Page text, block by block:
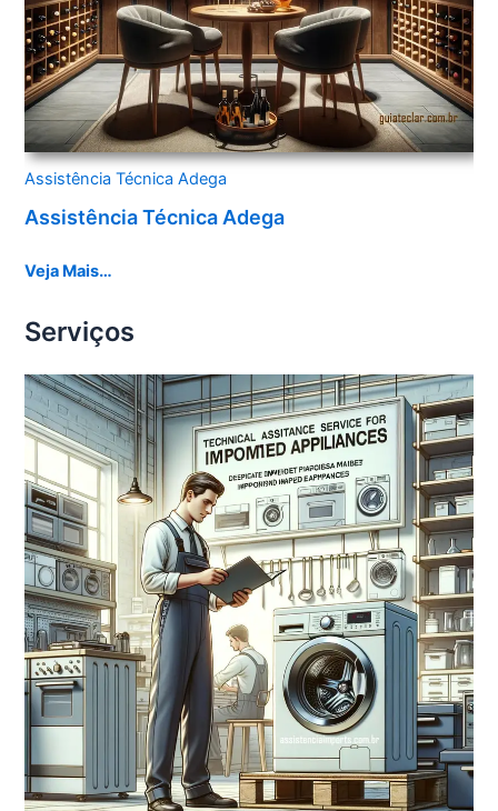
Assistência Técnica Adega
Assistência Técnica Adega
Veja Mais…
Serviços